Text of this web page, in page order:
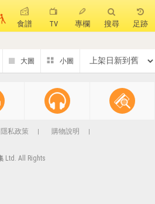
食譜 TV 專欄 搜尋 足跡
隱私政策
購物說明
Ltd. All Rights
球通吹風機 陶瓷不沾電鍋
可微波保鮮盒 大理石不沾鍋